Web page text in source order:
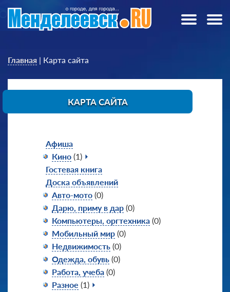
Главная | Карта сайта
КАРТА САЙТА
Афиша
Кино (1)
Гостевая книга
Доска объявлений
Авто-мото (0)
Дарю, приму в дар (0)
Компьютеры, оргтехника (0)
Мобильный мир (0)
Недвижимость (0)
Одежда, обувь (0)
Работа, учеба (0)
Разное (1)